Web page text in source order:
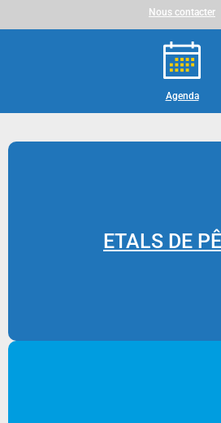
Nous contacter
Agenda
ETALS DE